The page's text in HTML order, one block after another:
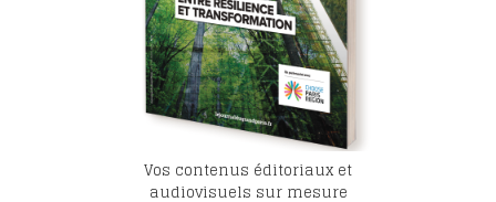
Vos contenus éditoriaux et
audiovisuels sur mesure